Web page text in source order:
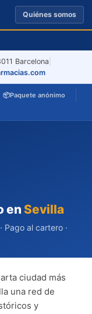
Quiénes somos
Barcelona
📦Paquete anónimo
en Sevilla
Pago al cartero ·
ciudad más
una red de
y